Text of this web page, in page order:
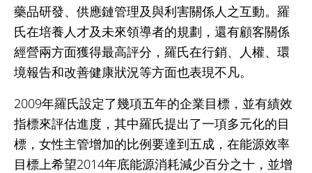
藥品研發、供應鏈管理及與利害關係人之互動。羅
氏在培養人才及未來領導者的規劃，還有顧客關係
經營兩方面獲得最高評分，羅氏在行銷、人權、環
境報告和改善健康狀況等方面也表現不凡。
2009年羅氏設定了幾項五年的企業目標，並有績效
指標來評估進度，其中羅氏提出了一項多元化的目
標，女性主管增加的比例要達到五成，在能源效率
目標上希望2014年底能源消耗減少百分之十，並增